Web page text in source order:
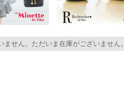
ません。ただいま在庫がございません。